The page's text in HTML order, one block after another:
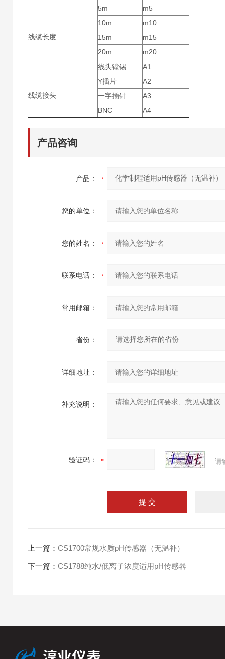
线缆长度
5m
m5
10m
m10
15m
m15
20m
m20
线缆接头
线头镗锡
A1
Y插片
A2
一字插针
A3
BNC
A4
产品咨询
产品：
您的单位：
您的姓名：
联系电话：
常用邮箱：
省份：
详细地址：
补充说明：
验证码： 请
上一篇： CS1700常规水质pH传感器（无温补）
下一篇： CS1788纯水/低离子浓度适用pH传感器